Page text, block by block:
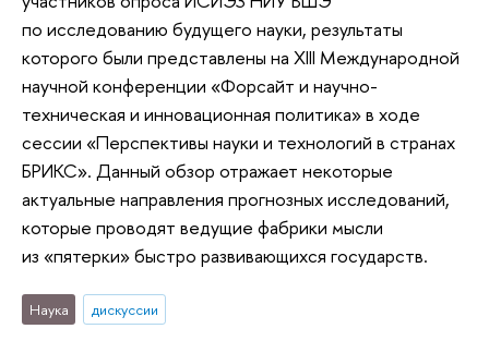
по исследованию будущего науки, результаты
которого были представлены на XIII Международной
научной конференции «Форсайт и научно-
техническая и инновационная политика» в ходе
сессии «Перспективы науки и технологий в странах
БРИКС». Данный обзор отражает некоторые
актуальные направления прогнозных исследований,
которые проводят ведущие фабрики мысли
из «пятерки» быстро развивающихся государств.
Наука дискуссии